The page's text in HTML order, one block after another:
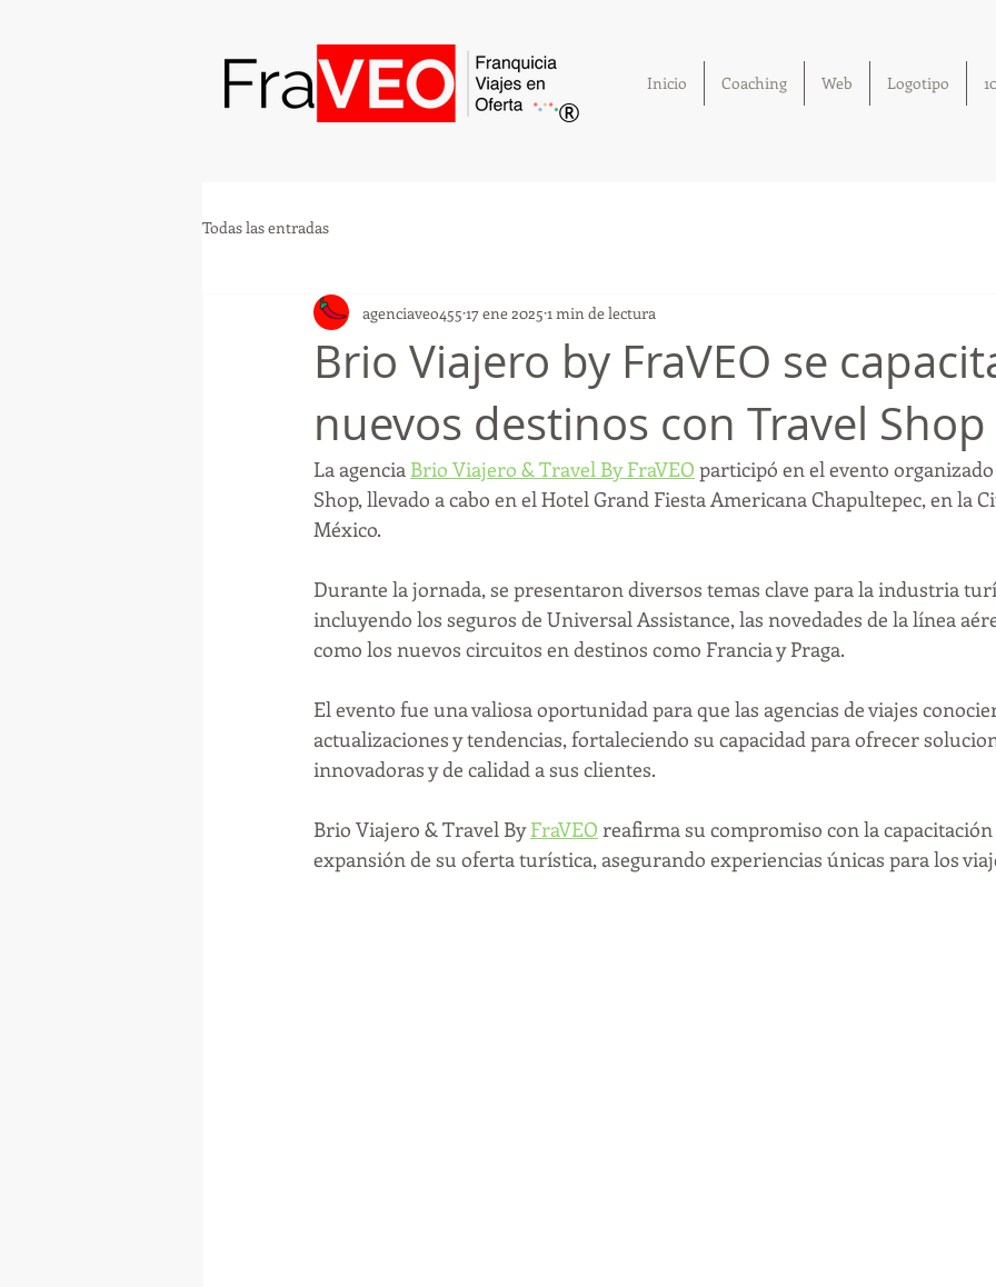
®
Inicio Coaching Web Logotipo
Todas las entradas
Brio Viajero by FraVEO se
nuevos destinos con Travel Shop
agenciaveo455 17 ene 2025 1 min de lectura
La agencia Brio Viajero & Travel By FraVEO participó en el evento
Shop, llevado a cabo en el Hotel Grand Fiesta Americana Chapultepec, en la
México.
Durante la jornada, se presentaron diversos temas clave para la industria
incluyendo los seguros de Universal Assistance, las novedades de la línea
como los nuevos circuitos en destinos como Francia y Praga.
El evento fue una valiosa oportunidad para que las agencias de viajes
actualizaciones y tendencias, fortaleciendo su capacidad para ofrecer
innovadoras y de calidad a sus clientes.
Brio Viajero & Travel By FraVEO reafirma su compromiso con la
expansión de su oferta turística, asegurando experiencias únicas para los